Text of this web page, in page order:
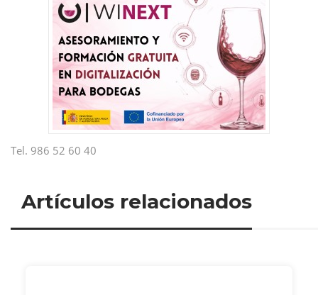
Tel. 986 52 60 40
Artículos relacionados